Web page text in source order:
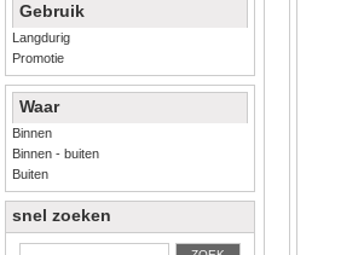
Gebruik
Langdurig
Promotie
Waar
Binnen
Binnen - buiten
Buiten
snel zoeken